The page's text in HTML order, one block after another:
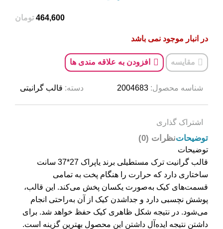
تومان
در انبار موجود نمی باشد
مقایسه افزودن به علاقه مندی ها
شناسه محصول: 2004683 دسته: قالب گرانیتی
اشتراک گذاری
توضیحاتنظرات (0)
توضیحات
قالب گرانیت ترک مستطیلی برند یاپراک 27*37 سانت
ساختاری دارد که حرارت را هنگام پخت به تمامی
قسمت‌های کیک به‌صورت یکسان پخش می‌کند. این قالب،
پوشش نچسبی دارد و جداشدن کیک از آن به‌راحتی انجام
می‌شود. در نتیجه شکل ظاهری کیک حفظ خواهد شد. برای
داشتن نتیجه ایده‌آل داشتن این محصول بهترین گزینه است.